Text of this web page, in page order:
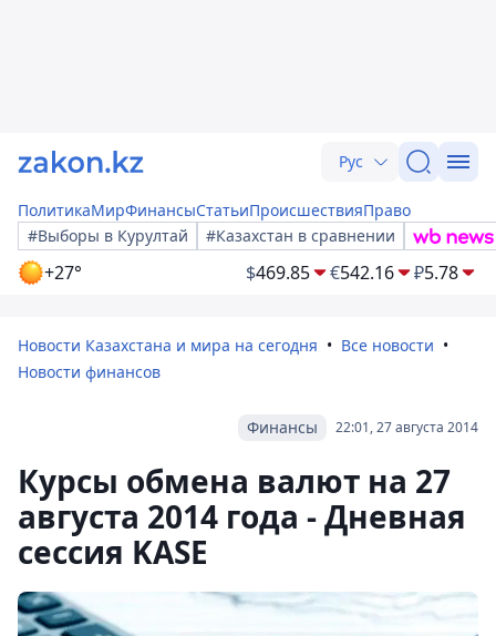
Рус
ПолитикаМирФинансыСтатьиПроисшествияПраво
#Выборы в Курултай
#Казахстан в сравнении
+27° $469.85 €542.16 ₽5.78
Новости Казахстана и мира на сегодня
Все новости
Новости финансов
22:01, 27 августа 2014
Финансы
Курсы обмена валют на 27
августа 2014 года - Дневная
сессия KASE